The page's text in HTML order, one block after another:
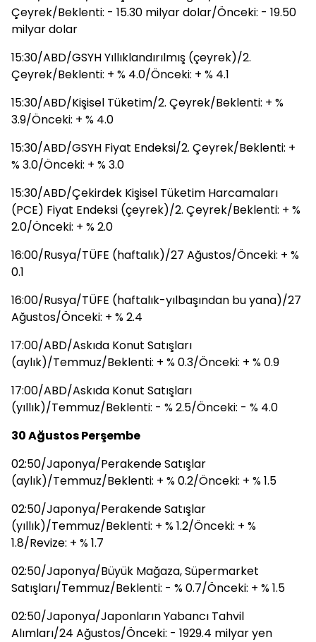
Çeyrek/Beklenti: - 15.30 milyar dolar/Önceki: - 19.50
milyar dolar
15:30/ABD/GSYH Yıllıklandırılmış (çeyrek)/2.
Çeyrek/Beklenti: + % 4.0/Önceki: + % 4.1
15:30/ABD/Kişisel Tüketim/2. Çeyrek/Beklenti: + %
3.9/Önceki: + % 4.0
15:30/ABD/GSYH Fiyat Endeksi/2. Çeyrek/Beklenti: +
% 3.0/Önceki: + % 3.0
15:30/ABD/Çekirdek Kişisel Tüketim Harcamaları
(PCE) Fiyat Endeksi (çeyrek)/2. Çeyrek/Beklenti: + %
2.0/Önceki: + % 2.0
16:00/Rusya/TÜFE (haftalık)/27 Ağustos/Önceki: + %
0.1
16:00/Rusya/TÜFE (haftalık-yılbaşından bu yana)/27
Ağustos/Önceki: + % 2.4
17:00/ABD/Askıda Konut Satışları
(aylık)/Temmuz/Beklenti: + % 0.3/Önceki: + % 0.9
17:00/ABD/Askıda Konut Satışları
(yıllık)/Temmuz/Beklenti: - % 2.5/Önceki: - % 4.0
30 Ağustos Perşembe
02:50/Japonya/Perakende Satışlar
(aylık)/Temmuz/Beklenti: + % 0.2/Önceki: + % 1.5
02:50/Japonya/Perakende Satışlar
(yıllık)/Temmuz/Beklenti: + % 1.2/Önceki: + %
1.8/Revize: + % 1.7
02:50/Japonya/Büyük Mağaza, Süpermarket
Satışları/Temmuz/Beklenti: - % 0.7/Önceki: + % 1.5
02:50/Japonya/Japonların Yabancı Tahvil
Alımları/24 Ağustos/Önceki: - 1929.4 milyar yen